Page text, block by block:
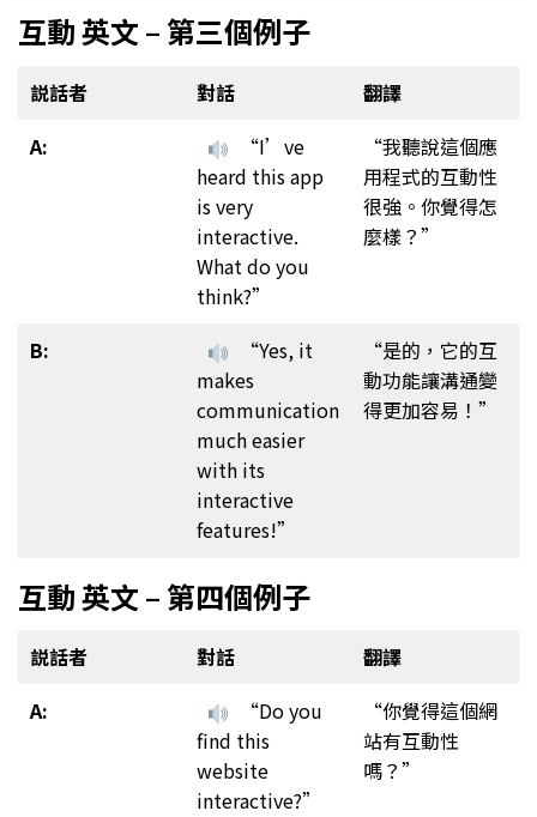
互動 英文 – 第三個例子
説話者 對話
翻譯
A:
“I’ve
heard this app
is very
interactive.
What do you
think?”
“我聽說這個應
用程式的互動性
很強。你覺得怎
麼樣？”
B:
“Yes, it
makes
communication
much easier
with its
interactive
features!”
“是的，它的互
動功能讓溝通變
得更加容易！”
互動 英文 – 第四個例子
説話者 對話
翻譯
A:
“Do you
find this
website
interactive?”
“你覺得這個網
站有互動性
嗎？”